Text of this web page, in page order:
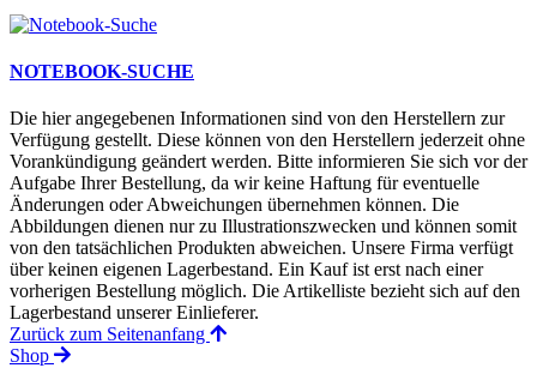
NOTEBOOK-SUCHE
Die hier angegebenen Informationen sind von den Herstellern zur
Verfügung gestellt. Diese können von den Herstellern jederzeit ohne
Vorankündigung geändert werden. Bitte informieren Sie sich vor der
Aufgabe Ihrer Bestellung, da wir keine Haftung für eventuelle
Änderungen oder Abweichungen übernehmen können. Die
Abbildungen dienen nur zu Illustrationszwecken und können somit
von den tatsächlichen Produkten abweichen. Unsere Firma verfügt
über keinen eigenen Lagerbestand. Ein Kauf ist erst nach einer
vorherigen Bestellung möglich. Die Artikelliste bezieht sich auf den
Lagerbestand unserer Einlieferer.
Zurück zum Seitenanfang
Shop